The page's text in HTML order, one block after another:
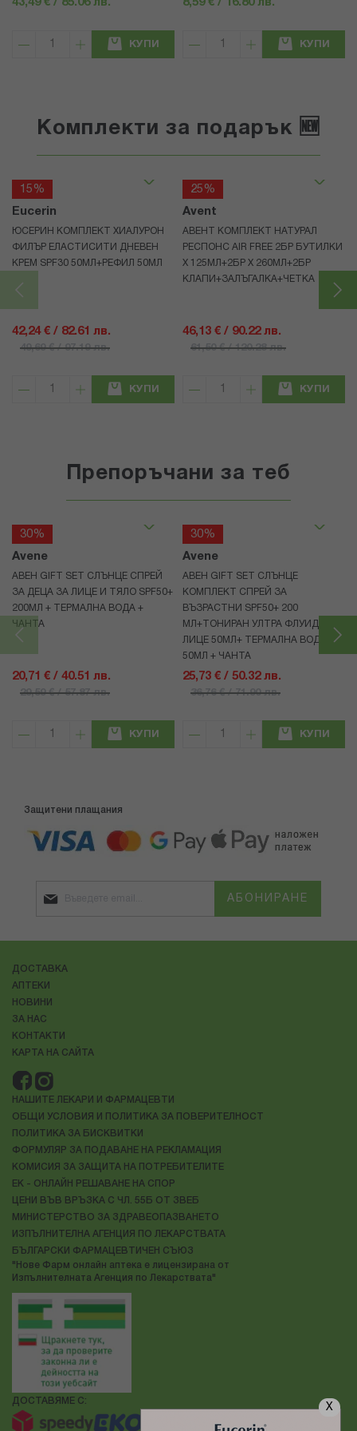
X
43,49 € / 85.06 лв.
КУПИ
8,59 € / 16.80 лв.
КУПИ
Комплекти за подарък 🆕
15%
Eucerin
ЮСЕРИН КОМПЛЕКТ ХИАЛУРОН
ФИЛЪР ЕЛАСТИСИТИ ДНЕВЕН
КРЕМ SPF30 50МЛ+РЕФИЛ 50МЛ
42,24 € / 82.61 лв.
49,69 € / 97.19 лв.
КУПИ
25%
Avent
АВЕНТ КОМПЛЕКТ НАТУРАЛ
РЕСПОНС AIR FREE 2БР БУТИЛКИ
Х 125МЛ+2БР Х 260МЛ+2БР
КЛАПИ+ЗАЛЪГАЛКА+ЧЕТКА
46,13 € / 90.22 лв.
61,50 € / 120.28 лв.
КУПИ
Препоръчани за теб
30%
Avene
АВЕН GIFT SET СЛЪНЦЕ СПРЕЙ
ЗА ДЕЦА ЗА ЛИЦЕ И ТЯЛО SPF50+
200МЛ + ТЕРМАЛНА ВОДА +
ЧАНТА
20,71 € / 40.51 лв.
29,59 € / 57.87 лв.
КУПИ
30%
Avene
АВЕН GIFT SET СЛЪНЦЕ
КОМПЛЕКТ СПРЕЙ ЗА
ВЪЗРАСТНИ SPF50+ 200
МЛ+ТОНИРАН УЛТРА ФЛУИД ЗА
ЛИЦЕ 50МЛ+ ТЕРМАЛНА ВОДА
50МЛ + ЧАНТА
25,73 € / 50.32 лв.
36,76 € / 71.90 лв.
КУПИ
Защитени плащания
АБОНИРАНЕ
ДОСТАВКА
АПТЕКИ
НОВИНИ
ЗА НАС
КОНТАКТИ
КАРТА НА САЙТА
НАШИТЕ ЛЕКАРИ И ФАРМАЦЕВТИ
ОБЩИ УСЛОВИЯ И ПОЛИТИКА ЗА ПОВЕРИТЕЛНОСТ
ПОЛИТИКА ЗА БИСКВИТКИ
ФОРМУЛЯР ЗА ПОДАВАНЕ НА РЕКЛАМАЦИЯ
КОМИСИЯ ЗА ЗАЩИТА НА ПОТРЕБИТЕЛИТЕ
ЕК - ОНЛАЙН РЕШАВАНЕ НА СПОР
ЦЕНИ ВЪВ ВРЪЗКА С ЧЛ. 55Б ОТ ЗВЕБ
МИНИСТЕРСТВО ЗА ЗДРАВЕОПАЗВАНЕТО
ИЗПЪЛНИТЕЛНА АГЕНЦИЯ ПО ЛЕКАРСТВАТА
БЪЛГАРСКИ ФАРМАЦЕВТИЧЕН СЪЮЗ
"Нове Фарм онлайн аптека е лицензирана от
Изпълнителната Агенция по Лекарствата"
ДОСТАВЯМЕ С: